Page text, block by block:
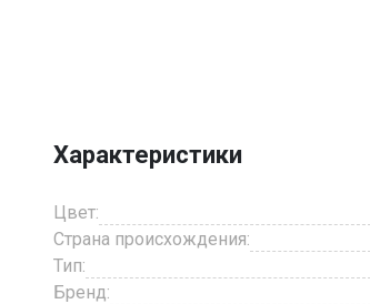
1
Характеристики
Цвет:
Страна происхождения:
Тип:
Бренд: